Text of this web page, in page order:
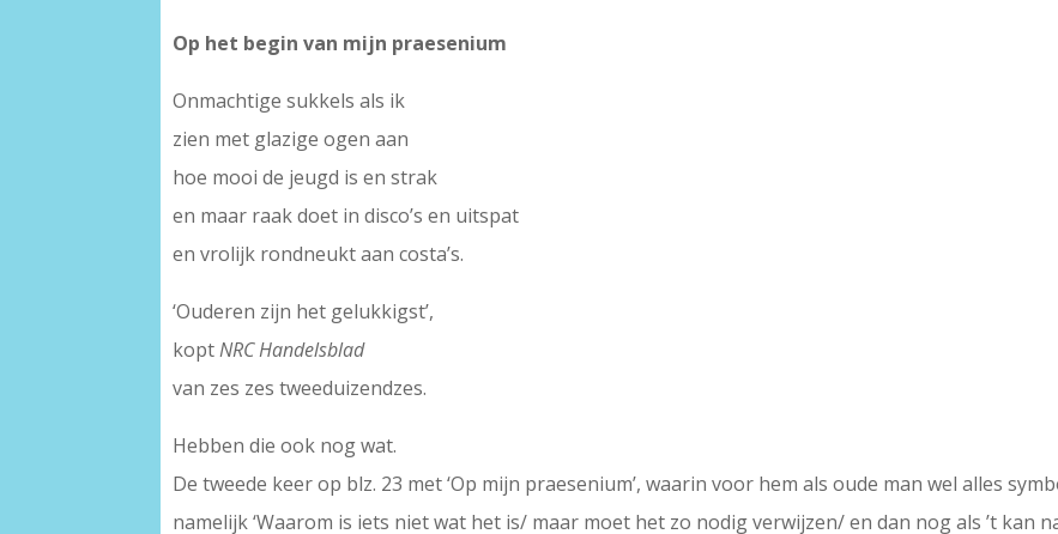
Op het begin van mijn praesenium
Onmachtige sukkels als ik
zien met glazige ogen aan
hoe mooi de jeugd is en strak
en maar raak doet in disco’s en uitspat
en vrolijk rondneukt aan costa’s.
‘Ouderen zijn het gelukkigst’,
koptNRC Handelsblad
van zes zes tweeduizendzes.
Hebben die ook nog wat.
De tweede keer op blz. 23 met ‘Op mijn praesenium’, waarin voor hem als oude man wel alles
namelijk ‘Waarom is iets niet wat het is/ maar moet het zo nodig verwijzen/ en dan nog als ’t kan